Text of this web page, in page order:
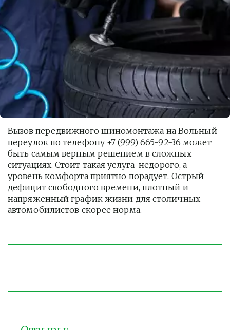
Вызов передвижного шиномонтажа на Вольный
переулок по телефону +7 (999) 665-92-36 может
быть самым верным решением в сложных
ситуациях. Стоит такая услуга  недорого, а
уровень комфорта приятно порадует. Острый
дефицит свободного времени, плотный и
напряженный график жизни для столичных
автомобилистов скорее норма.